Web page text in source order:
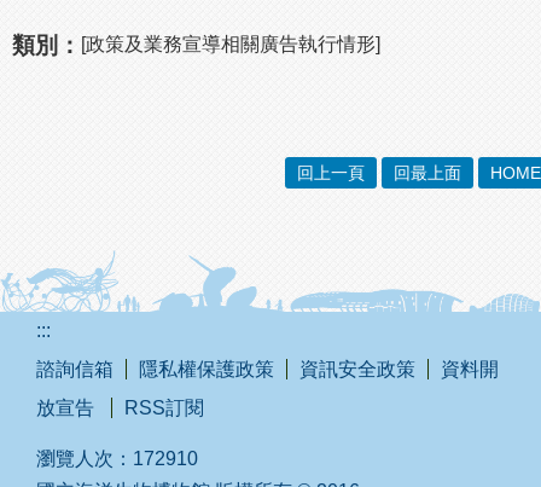
類別： [政策及業務宣導相關廣告執行情形]
回上一頁 回最上面 HOME
:::
諮詢信箱
隱私權保護政策 資訊安全政策
資料開
放宣告
RSS訂閱
瀏覽人次： 172910